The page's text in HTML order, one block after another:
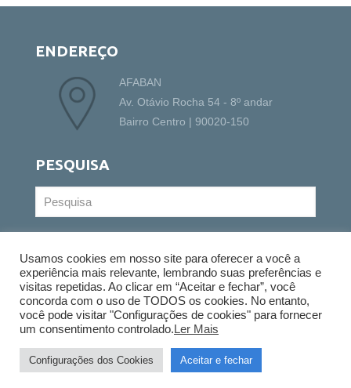
ENDEREÇO
AFABAN
Av. Otávio Rocha 54 - 8º andar
Bairro Centro | 90020-150
PESQUISA
© 2022 Copyright - AFABAN - Todos os direitos
Política de Privacidade
Usamos cookies em nosso site para oferecer a você a
experiência mais relevante, lembrando suas preferências e
visitas repetidas. Ao clicar em “Aceitar e fechar”, você
concorda com o uso de TODOS os cookies. No entanto,
você pode visitar "Configurações de cookies" para fornecer
um consentimento controlado. Ler Mais
Configurações dos Cookies Aceitar e fechar